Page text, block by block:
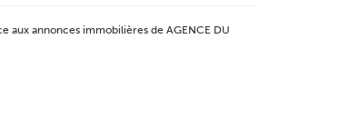
aux annonces immobilières de AGENCE DU